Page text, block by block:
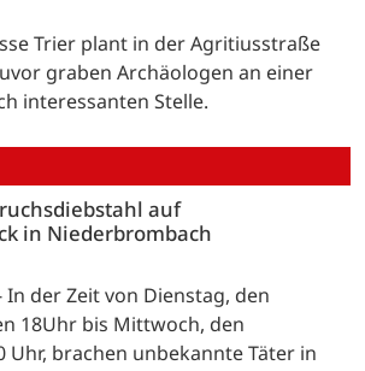
Trier plant in der Agritiusstraße
graben Archäologen an einer
interessanten Stelle.
auf
in Niederbrombach
der Zeit von Dienstag, den
18Uhr bis Mittwoch, den
Uhr, brachen unbekannte Täter in